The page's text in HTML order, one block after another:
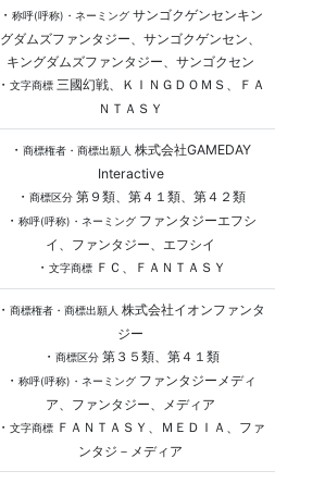
・ 称呼(呼称)・ネーミングサンゴクゲンセンキン
グダムズファンタジー、サンゴクゲンセン、
キングダムズファンタジー、サンゴクセン
・ 文字商標三國幻戦、ＫＩＮＧＤＯＭＳ、ＦＡ
ＮＴＡＳＹ
・ 商標権者・商標出願人 株式会社GAMEDAY
Interactive
・ 商標区分第９類、第４１類、第４２類
・ 称呼(呼称)・ネーミングファンタジーエフシ
イ、ファンタジー、エフシイ
・ 文字商標ＦＣ、ＦＡＮＴＡＳＹ
・ 商標権者・商標出願人 株式会社イオンファンタ
ジー
・ 商標区分第３５類、第４１類
・ 称呼(呼称)・ネーミングファンタジーメディ
ア、ファンタジー、メディア
・ 文字商標ＦＡＮＴＡＳＹ、ＭＥＤＩＡ、ファ
ンタジ－メディア